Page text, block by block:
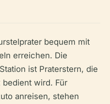
bequem mit
erreichen. Die
ist Praterstern, die
bedient wird. Für
anreisen, stehen